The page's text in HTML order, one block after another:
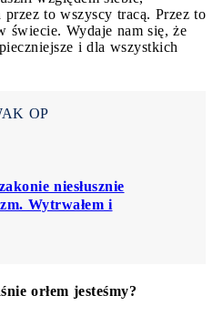
to wszyscy tracą. Przez to
świecie. Wydaje nam się, że
i dla wszystkich
niesłusznie
Wytrwałem i
orłem jesteśmy?